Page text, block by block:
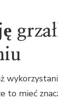
to mieć